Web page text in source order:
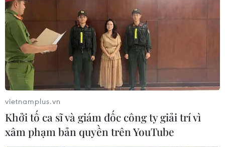
vietnamplus.vn
Khởi tố ca sĩ và giám đốc công ty giải trí vì
xâm phạm bản quyền trên YouTube